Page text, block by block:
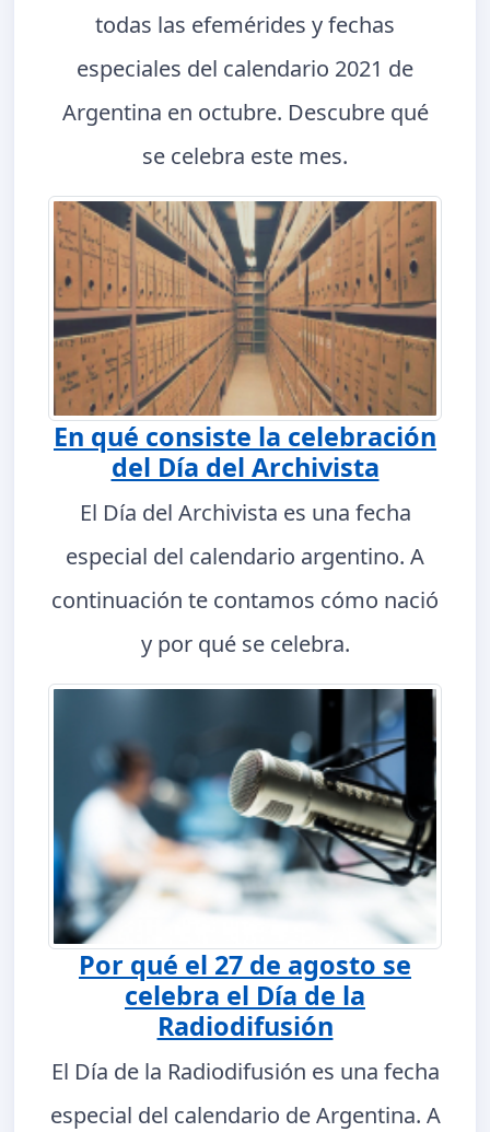
todas las efemérides y fechas
especiales del calendario 2021 de
Argentina en octubre. Descubre qué
se celebra este mes.
En qué consiste la celebración
del Día del Archivista
El Día del Archivista es una fecha
especial del calendario argentino. A
continuación te contamos cómo nació
y por qué se celebra.
Por qué el 27 de agosto se
celebra el Día de la
Radiodifusión
El Día de la Radiodifusión es una fecha
especial del calendario de Argentina. A